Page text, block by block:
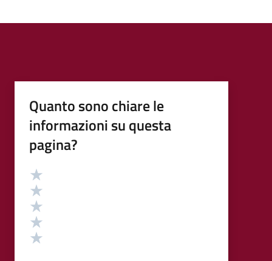
Quanto sono chiare le
informazioni su questa
pagina?
Valutazione